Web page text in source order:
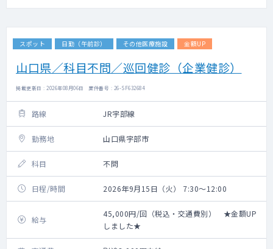
スポット 日勤（午前診） その他医療施設 金額UP
山口県／科目不問／巡回健診（企業健診）
掲載更新日 : 2026年08月06日 案件番号 : 26-SF632684
路線 JR宇部線
勤務地 山口県宇部市
科目 不問
日程/時間 2026年9月15日（火） 7:30～12:00
給与
45,000円/回（税込・交通費別） ★金額UP
しました★